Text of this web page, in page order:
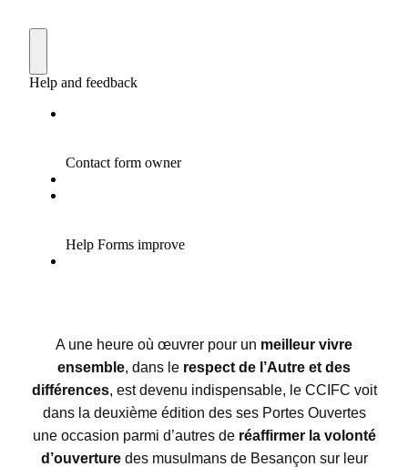
A une heure où œuvrer pour un meilleur vivre
ensemble, dans le respect de l’Autre et des
différences, est devenu indispensable, le CCIFC voit
dans la deuxième édition des ses Portes Ouvertes
une occasion parmi d’autres de réaffirmer la volonté
d’ouverturedes musulmans de Besançon sur leur